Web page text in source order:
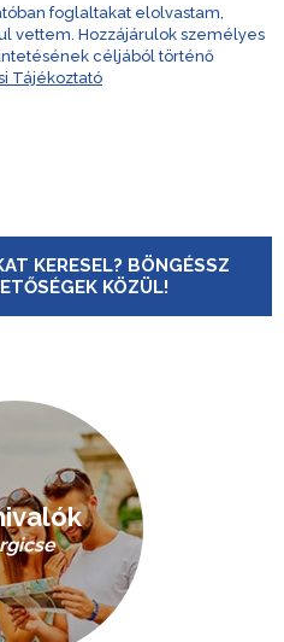
foglaltakat elolvastam,
vettem. Hozzájárulok személyes
céljából történő
Tájékoztató
KERESEL? BÖNGÉSSZ
KÖZÜL!